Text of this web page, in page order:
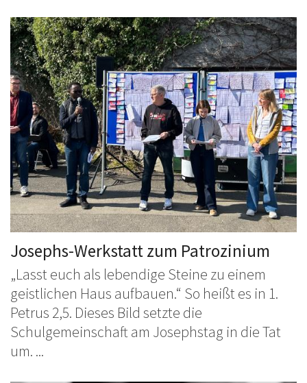
Josephs-Werkstatt zum Patrozinium
„Lasst euch als lebendige Steine zu einem
geistlichen Haus aufbauen.“ So heißt es in 1.
Petrus 2,5. Dieses Bild setzte die
Schulgemeinschaft am Josephstag in die Tat
um. ...